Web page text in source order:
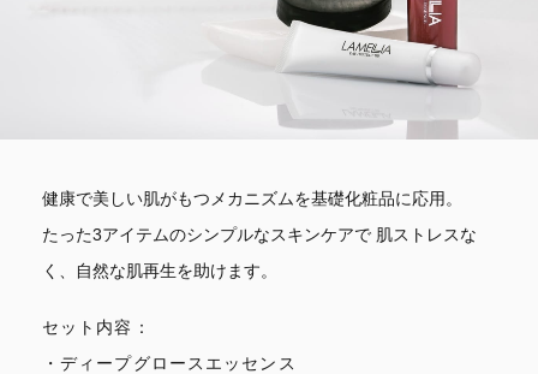
健康で美しい肌がもつメカニズムを基礎化粧品に応用。
たった3アイテムのシンプルなスキンケアで 肌ストレスな
く、自然な肌再生を助けます。
セット内容：
・ディープグロースエッセンス